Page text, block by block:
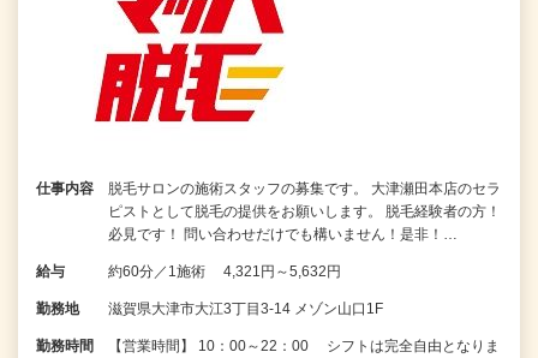
仕事内容
脱毛サロンの施術スタッフの募集です。 大津瀬田本店のセラ
ピストとして脱毛の提供をお願いします。 脱毛経験者の方！
必見です！ 問い合わせだけでも構いません！是非！…
給与 約60分／1施術 4,321円～5,632円
勤務地 滋賀県大津市大江3丁目3-14 メゾン山口1F
勤務時間
【営業時間】 10：00～22：00 シフトは完全自由となりま